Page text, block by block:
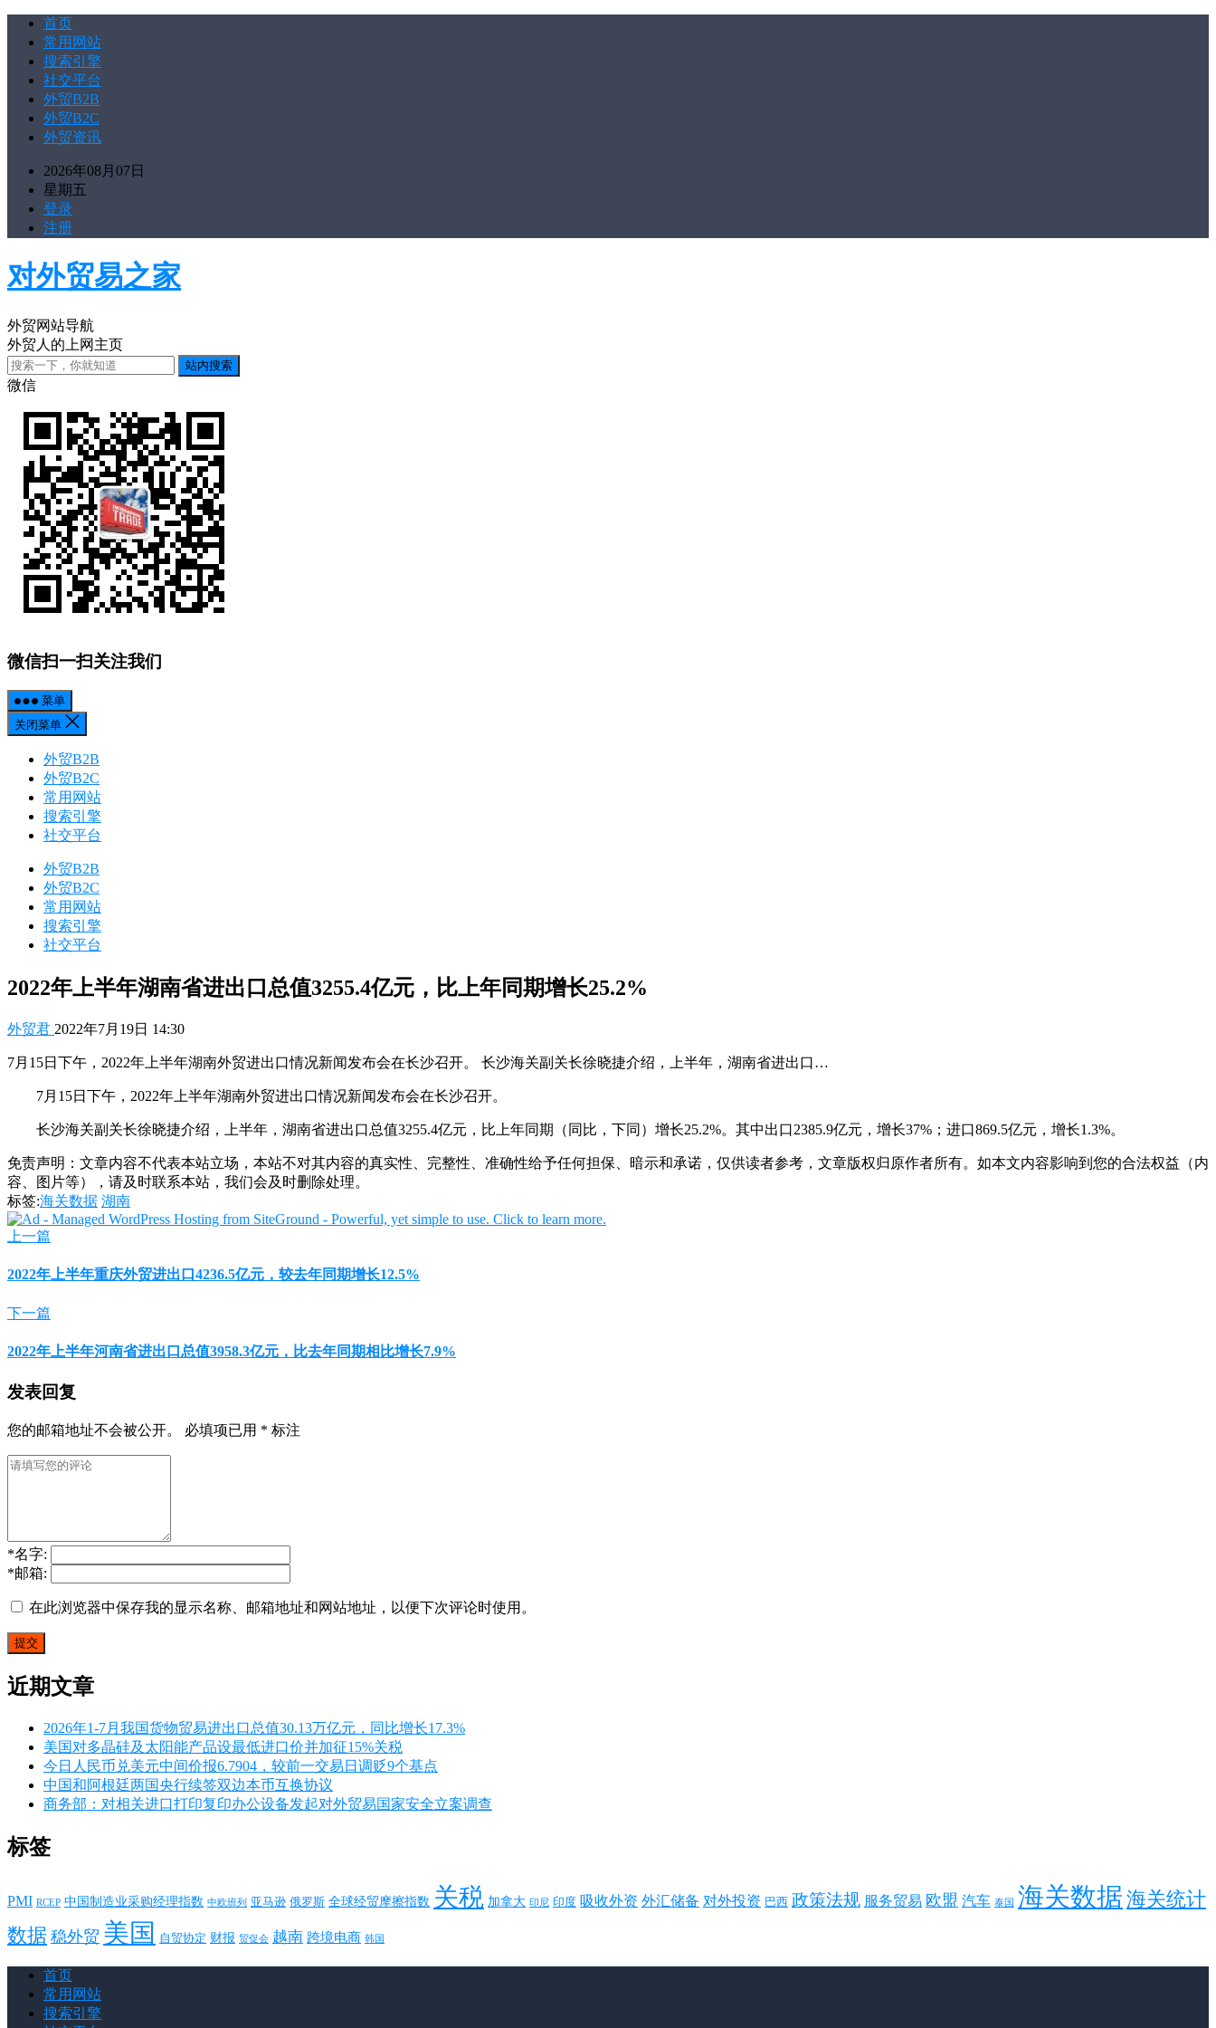
首页
常用网站
搜索引擎
社交平台
外贸B2B
外贸B2C
外贸资讯
2026年08月07日
星期五
登录
注册
对外贸易之家
外贸网站导航
外贸人的上网主页
微信
微信扫一扫关注我们
菜单
关闭菜单
外贸B2B
外贸B2C
常用网站
搜索引擎
社交平台
外贸B2B
外贸B2C
常用网站
搜索引擎
社交平台
2022年上半年湖南省进出口总值3255.4亿元，比上年同期增长25.2%
外贸君 2022年7月19日 14:30
7月15日下午，2022年上半年湖南外贸进出口情况新闻发布会在长沙召开。 长沙海关副关长徐晓捷介绍，上半年，湖南省进出口…
7月15日下午，2022年上半年湖南外贸进出口情况新闻发布会在长沙召开。
长沙海关副关长徐晓捷介绍，上半年，湖南省进出口总值3255.4亿元，比上年同期（同比，下同）增长25.2%。其中出口2385.9亿元，增长37%；进口869.5亿元，增长1.3%。
免责声明：文章内容不代表本站立场，本站不对其内容的真实性、完整性、准确性给予任何担保、暗示和承诺，仅供读者参考，文章版权归原作者所有。如本文内容影响到您的合法权益（内
容、图片等），请及时联系本站，我们会及时删除处理。
标签:海关数据 湖南
上一篇
2022年上半年重庆外贸进出口4236.5亿元，较去年同期增长12.5%
下一篇
2022年上半年河南省进出口总值3958.3亿元，比去年同期相比增长7.9%
发表回复
您的邮箱地址不会被公开。 必填项已用 * 标注
*名字:
*邮箱:
在此浏览器中保存我的显示名称、邮箱地址和网站地址，以便下次评论时使用。
近期文章
2026年1-7月我国货物贸易进出口总值30.13万亿元，同比增长17.3%
美国对多晶硅及太阳能产品设最低进口价并加征15%关税
今日人民币兑美元中间价报6.7904，较前一交易日调贬9个基点
中国和阿根廷两国央行续签双边本币互换协议
商务部：对相关进口打印复印办公设备发起对外贸易国家安全立案调查
标签
PMI RCEP 中国制造业采购经理指数 中欧班列 亚马逊 俄罗斯 全球经贸摩擦指数 关税 加拿大 印尼 印度 吸收外资 外汇储备 对外投资 巴西 政策法规 服务贸易 欧盟 汽车 泰国 海关数据 海关统计
数据 稳外贸 美国 自贸协定 财报 贸促会 越南 跨境电商 韩国
首页
常用网站
搜索引擎